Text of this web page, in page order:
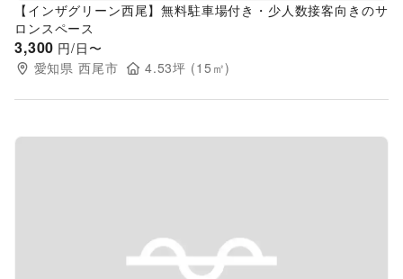
【インザグリーン西尾】無料駐車場付き・少人数接客向きのサ
ロンスペース
3,300 円/日〜
愛知県 西尾市 4.53坪 (15 ㎡)
Previous slide